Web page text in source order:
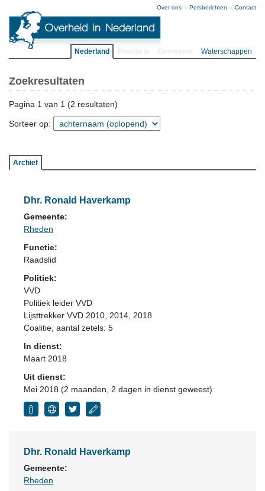
Over ons Persberichten Contact
Nederland Waterschappen
Zoekresultaten
Pagina 1 van 1 (2 resultaten)
Sorteer op:
Archief
Dhr. Ronald Haverkamp
Gemeente:
Rheden
Functie:
Raadslid
Politiek:
VVD
Politiek leider VVD
Lijsttrekker VVD 2010, 2014, 2018
Coalitie , aantal zetels: 5
In dienst:
Maart 2018
Uit dienst:
Mei 2018 (2 maanden, 2 dagen in dienst geweest)
Dhr. Ronald Haverkamp
Gemeente:
Rheden